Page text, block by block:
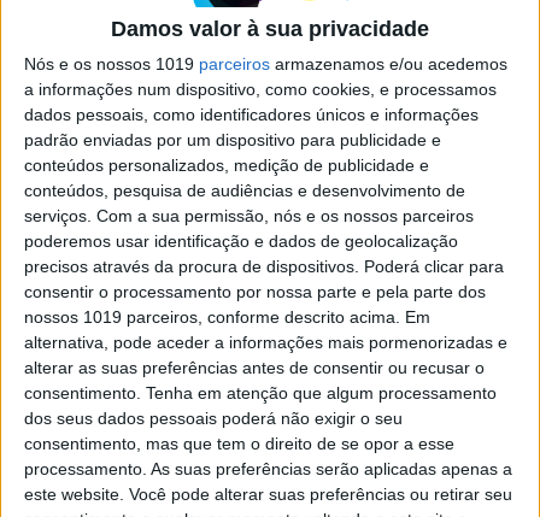
Damos valor à sua privacidade
Nós e os nossos 1019 parceiros armazenamos e/ou acedemos
a informações num dispositivo, como cookies, e processamos
dados pessoais, como identificadores únicos e informações
padrão enviadas por um dispositivo para publicidade e
conteúdos personalizados, medição de publicidade e
conteúdos, pesquisa de audiências e desenvolvimento de
serviços. Com a sua permissão, nós e os nossos parceiros
poderemos usar identificação e dados de geolocalização
precisos através da procura de dispositivos. Poderá clicar para
consentir o processamento por nossa parte e pela parte dos
nossos 1019 parceiros, conforme descrito acima. Em
alternativa, pode aceder a informações mais pormenorizadas e
alterar as suas preferências antes de consentir ou recusar o
consentimento. Tenha em atenção que algum processamento
dos seus dados pessoais poderá não exigir o seu
consentimento, mas que tem o direito de se opor a esse
processamento. As suas preferências serão aplicadas apenas a
este website. Você pode alterar suas preferências ou retirar seu
Exame Informática
EXAME INFORMÁTICA
Investigadores descobrem nova
camada no cérebro
Cientistas da Universidade de Copenhaga
relatam a descoberta de uma pequena camada,
com apenas algumas células de espessura, que